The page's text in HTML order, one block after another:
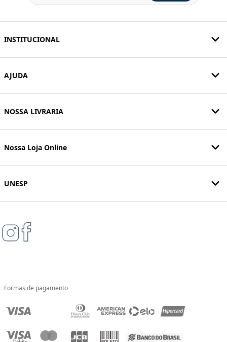
INSTITUCIONAL
AJUDA
NOSSA LIVRARIA
Nossa Loja Online
UNESP
Formas de pagamento